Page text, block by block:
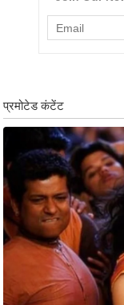
घ
रे
स्खे
प
र्य
ट
स्थ